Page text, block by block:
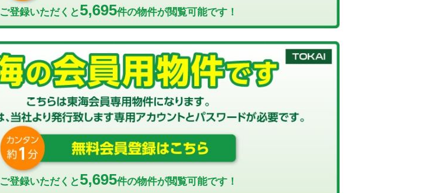
ご登録いただくと 5,695件の物件が閲覧可能です！
ご登録いただくと 5,695件の物件が閲覧可能です！